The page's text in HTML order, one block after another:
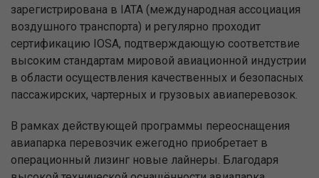
зарегистрирована в IATA (международная ассоциация
воздушного транспорта) и регулярно проходит
сертификацию IOSA, подтверждающую соответствие
высоким стандартам мировой авиационной индустрии
в области осуществления качественных и безопасных
пассажирских, чартерных и грузовых авиаперевозок.
В рамках действующей программы переоснащения
авиапарка перевозчик ежегодно приобретает в
операционный лизинг новые лайнеры. Благодаря